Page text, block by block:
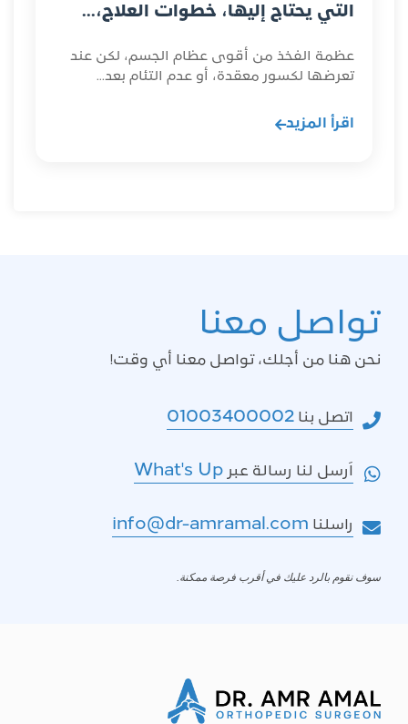
التي يحتاج إليها، خطوات العلاج،...
عظمة الفخذ من أقوى عظام الجسم، لكن عند
تعرضها لكسور معقدة، أو عدم التئام بعد...
اقرأ المزيد
تواصل معنا
نحن هنا من أجلك، تواصل معنا أي وقت!
اتصل بنا 01003400002
اَرسل لنا رسالة عبر What's Up
راسلنا info@dr-amramal.com
سوف نقوم بالرد عليك في أقرب فرصة ممكنة.